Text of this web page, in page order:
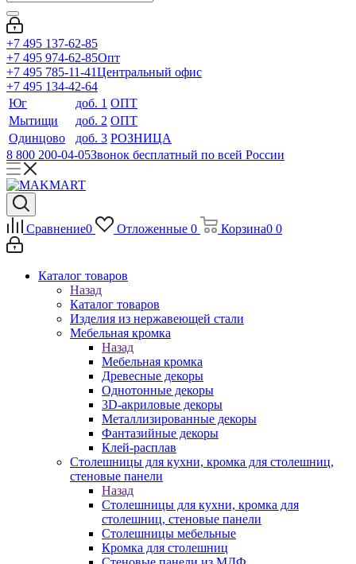
+7 495 137-62-85
+7 495 974-62-85Опт
+7 495 785-11-41Центральный офис
+7 495 134-42-64
Юг
доб. 1 ОПТ
Мытищи
доб. 2 ОПТ
Одинцово
доб. 3 РОЗНИЦА
8 800 200-04-05Звонок бесплатный по всей России
Сравнение0 Отложенные 0 Корзина0 0
Каталог товаров
Назад
Каталог товаров
Изделия из нержавеющей стали
Мебельная кромка
Назад
Мебельная кромка
Древесные декоры
Однотонные декоры
3D-акриловые декоры
Металлизированные декоры
Фантазийные декоры
Клей-расплав
Столешницы для кухни, кромка для столешниц,
стеновые панели
Назад
Столешницы для кухни, кромка для
столешниц, стеновые панели
Столешницы мебельные
Кромка для столешниц